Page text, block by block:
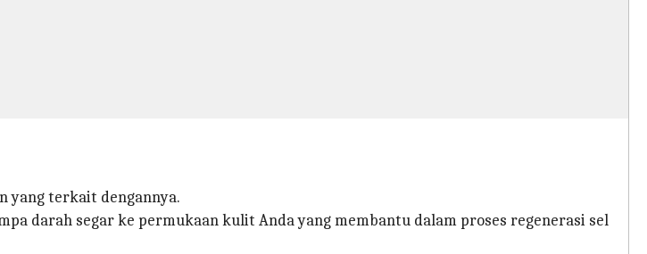
yang terkait dengannya.
darah segar ke permukaan kulit Anda yang membantu dalam proses regenerasi sel